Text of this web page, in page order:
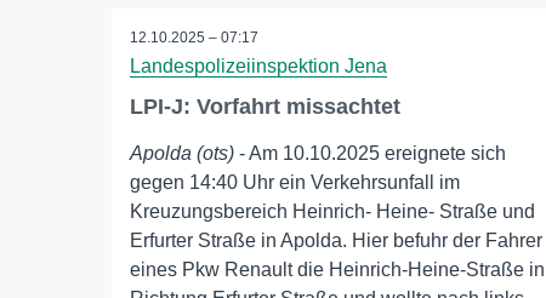
12.10.2025 – 07:17
Landespolizeiinspektion Jena
LPI-J: Vorfahrt missachtet
Apolda (ots) - Am 10.10.2025 ereignete sich
gegen 14:40 Uhr ein Verkehrsunfall im
Kreuzungsbereich Heinrich- Heine- Straße und
Erfurter Straße in Apolda. Hier befuhr der Fahrer
eines Pkw Renault die Heinrich-Heine-Straße in